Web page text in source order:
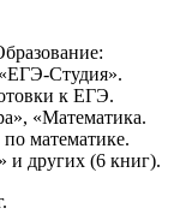
Студия».
к ЕГЭ.
«Математика.
математике.
и других (6 книг).